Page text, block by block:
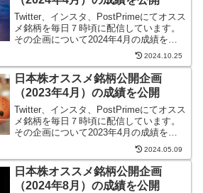
Twitter、インスタ、PostPrimeにてオスス
メ銘柄を毎日７時頃に配信しています。
その企画について2024年4月の成績をま
2024.10.25
日本株オススメ銘柄公開企画
（2023年4月）の成績を公開
Twitter、インスタ、PostPrimeにてオスス
メ銘柄を毎日７時頃に配信しています。
その企画について2023年4月の成績をま
2024.05.09
日本株オススメ銘柄公開企画
（2024年8月）の成績を公開